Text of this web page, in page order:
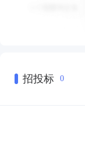
招投标 0